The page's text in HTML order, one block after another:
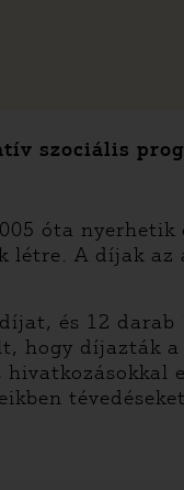
szociális
óta
A díjak
és 12
hogy díjazták